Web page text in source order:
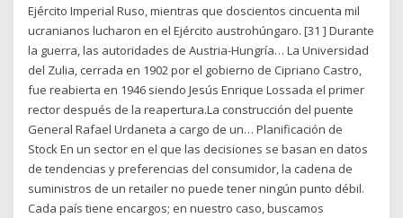
Ejército Imperial Ruso, mientras que doscientos cincuenta mil
ucranianos lucharon en el Ejército austrohúngaro. [31 ] Durante
la guerra, las autoridades de Austria-Hungría… La Universidad
del Zulia, cerrada en 1902 por el gobierno de Cipriano Castro,
fue reabierta en 1946 siendo Jesús Enrique Lossada el primer
rector después de la reapertura.La construcción del puente
General Rafael Urdaneta a cargo de un… Planificación de
Stock En un sector en el que las decisiones se basan en datos
de tendencias y preferencias del consumidor, la cadena de
suministros de un retailer no puede tener ningún punto débil.
Cada país tiene encargos; en nuestro caso, buscamos